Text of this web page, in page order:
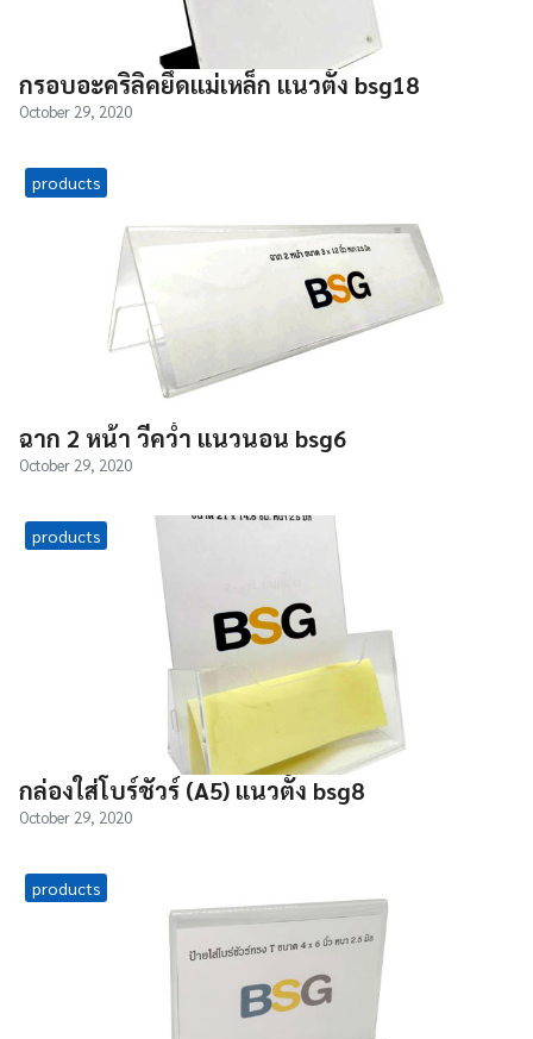
กรอบอะคริลิคยึดแม่เหล็ก แนวตั้ง bsg18
October 29, 2020
products
ฉาก 2 หน้า วีคว่ำ แนวนอน bsg6
October 29, 2020
products
กล่องใส่โบร์ชัวร์ (A5) แนวตั้ง bsg8
October 29, 2020
products